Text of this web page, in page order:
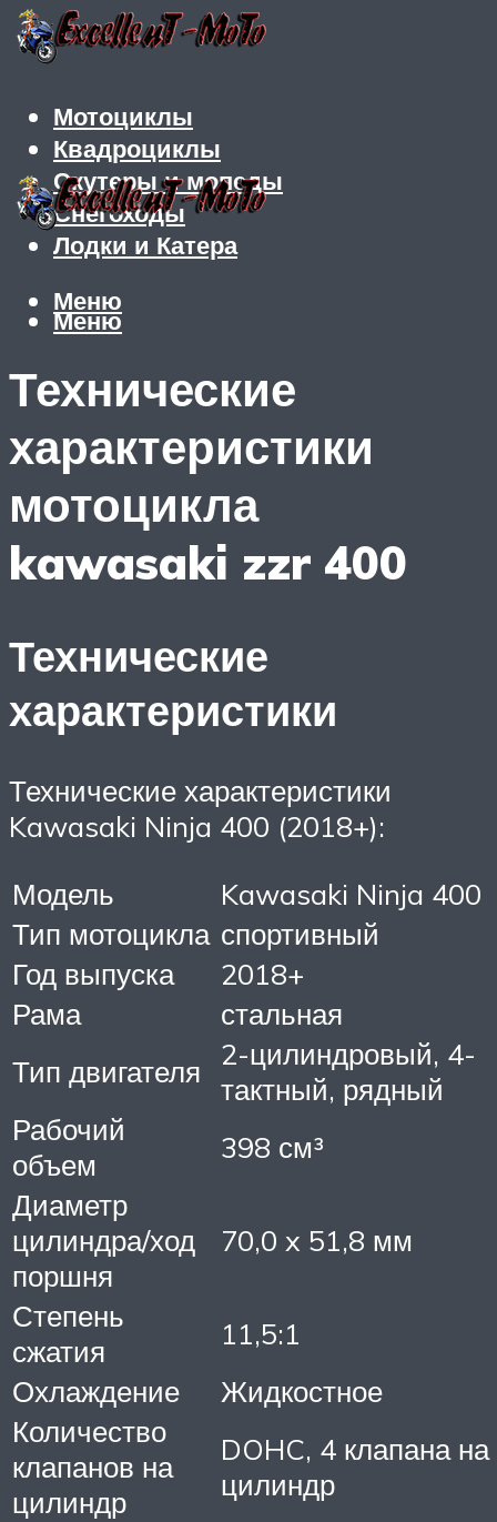
Мотоциклы
Квадроциклы
Скутеры и мопеды
Снегоходы
Лодки и Катера
Меню
Меню
Технические
характеристики
мотоцикла
kawasaki zzr 400
Технические
характеристики
Технические характеристики
Kawasaki Ninja 400 (2018+):
Модель
Kawasaki Ninja 400
Тип мотоцикла спортивный
Год выпуска
2018+
Рама
стальная
Тип двигателя
2-цилиндровый, 4-
тактный, рядный
Рабочий
объем
398 см³
Диаметр
цилиндра/ход
поршня
70,0 x 51,8 мм
Степень
сжатия
11,5:1
Охлаждение
Жидкостное
Количество
клапанов на
цилиндр
DOHC, 4 клапана на
цилиндр